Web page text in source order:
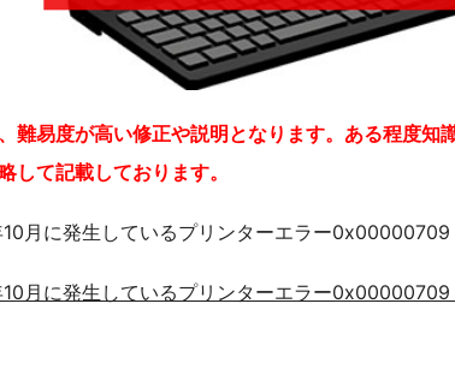
難易度が高い修正や説明となります。ある程度知
して記載しております。
月に発生しているプリンターエラー0x00000709
月に発生しているプリンターエラー0x00000709